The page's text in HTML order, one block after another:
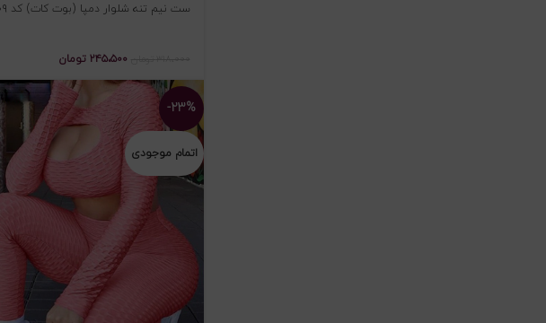
ست نیم تنه شلوار دمپا (بوت کات) کد ۴۰۳۰۹
۲۴۵،۵۰۰ تومان
-۲۳%
اتمام موجودی